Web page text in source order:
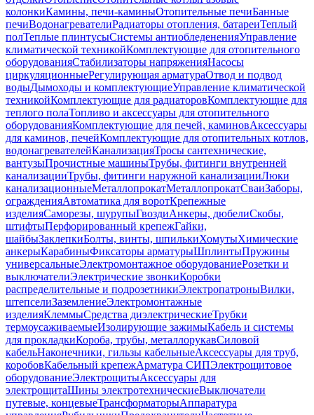
колонкиКамины, печи-каминыОтопительные печиБанные
печиВодонагревателиРадиаторы отопления, батареиТеплый
полТеплые плинтусыСистемы антиобледененияУправление
климатической техникойКомплектующие для отопительного
оборудованияСтабилизаторы напряженияНасосы
циркуляционныеРегулирующая арматураОтвод и подвод
водыДымоходы и комплектующиеУправление климатической
техникойКомплектующие для радиаторовКомплектующие для
теплого полаТопливо и аксессуары для отопительного
оборудованияКомплектующие для печей, каминовАксессуары
для каминов, печейКомплектующие для отопительных котлов,
водонагревателейКанализацияТросы сантехнические,
вантузыПрочистные машиныТрубы, фитинги внутренней
канализацииТрубы, фитинги наружной канализацииЛюки
канализационныеМеталлопрокатМеталлопрокатСваиЗаборы,
огражденияАвтоматика для воротКрепежные
изделияСаморезы, шурупыГвоздиАнкеры, дюбелиСкобы,
штифтыПерфорированный крепежГайки,
шайбыЗаклепкиБолты, винты, шпилькиХомутыХимические
анкерыКарабиныФиксаторы арматурыШплинтыПружины
универсальныеЭлектромонтажное оборудованиеРозетки и
выключателиЭлектрические звонкиКоробки
распределительные и подрозетникиЭлектропатроныВилки,
штепселиЗаземлениеЭлектромонтажные
изделияКлеммыСредства диэлектрическиеТрубки
термоусаживаемыеИзолирующие зажимыКабель и системы
для прокладкиКороба, трубы, металлорукавСиловой
кабельНаконечники, гильзы кабельныеАксессуары для труб,
коробовКабельный крепежАрматура СИПЭлектрощитовое
оборудованиеЭлектрощитыАксессуары для
электрощитаШины электротехническиеВыключатели
путевые, концевыеТрансформаторыАппаратура